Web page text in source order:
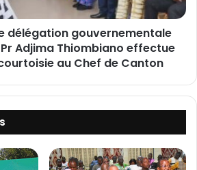
délégation gouvernementale
Adjima Thiombiano effectue
au Chef de Canton